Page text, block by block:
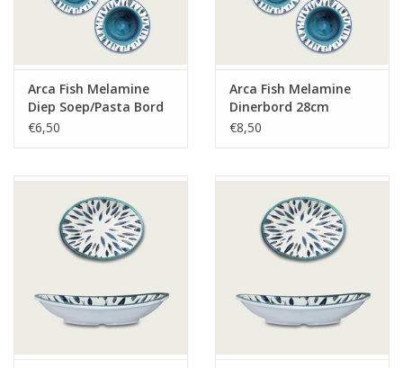
Arca Fish Melamine
Diep Soep/Pasta Bord
20cm
€6,50
Arca Fish Melamine
Dinerbord 28cm
€8,50